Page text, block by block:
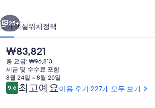
사
진
갤
러
리
25+
소개객실위치정책
현
재
가
격
은
₩83,821
₩83,821
총 요금: ₩96,813
세금 및 수수료 포함
8월 24일 ~ 8월 25일
이
용
9.610점 만점 중 9.6점.
최고예요이용 후기 227개 모두 보기